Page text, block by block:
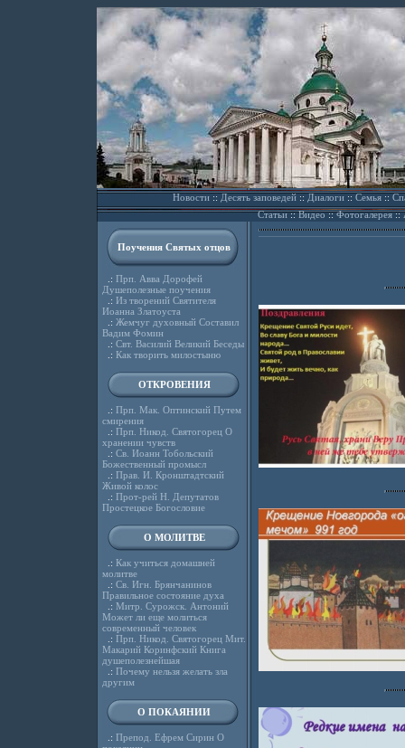
Новости::Десять заповедей::Диалоги::Семья::
Статьи::Видео ::Фотогалерея::
Поучения Святых отцов
.: Прп. Авва Дорофей
Душеполезные поучения
.: Из творений Святителя
Иоанна Златоуста
.: Жемчуг духовный Составил
Вадим Фомин
.: Свт. Василий Великий Беседы
.: Как творить милостыню
ОТКРОВЕНИЯ
.: Прп. Мак. Оптинский Путем
смирения
.: Прп. Никод. Святогорец О
хранении чувств
.: Св. Иоанн Тобольский
Божественный промысл
.: Прав. И. Кронштадтский
Живой колос
.: Прот-рей Н. Депутатов
Простецкое Богословие
О МОЛИТВЕ
.: Как учиться домашней
молитве
.: Св. Игн. Брянчанинов
Правильное состояние духа
.: Митр. Сурожск. Антоний
Может ли еще молиться
современный человек
.: Прп. Никод. Святогорец Мит.
Макарий Коринфский Книга
душеполезнейшая
.: Почему нельзя желать зла
другим
О ПОКАЯНИИ
.: Препод. Ефрем Сирин О